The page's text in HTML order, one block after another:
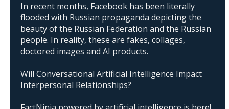
In recent months, Facebook has been literally
flooded with Russian propaganda depicting the
beauty of the Russian Federation and the Russian
people. In reality, these are fakes, collages,
doctored images and AI products.
Will Conversational Artificial Intelligence Impact
Interpersonal Relationships?